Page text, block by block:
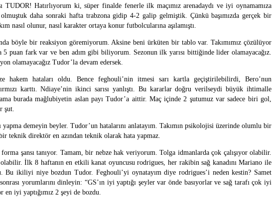
TUDOR! Hatırlıyorum ki, süper finalde fenerle ilk maçımız arenadaydı ve iyi oynamamıza
daha sonraki hafta trabzona gidip 4-2 galip gelmiştik. Çünkü başımızda gerçek bir
nasıl olunur, nasıl karakter ortaya konur futbolcularına aşılamıştı.
böyle bir reaksiyon göremiyorum. Aksine beni ürküten bir tablo var. Takımımız çözülüyor
5 puan fark var ve ben adım gibi biliyorum. Sezonun ilk yarısı bittiğinde lider olamayacağız.
olamayacağız Tudor’la devam edersek.
hakem hataları oldu. Bence feghouli’nin itmesi sarı kartla geçiştirilebilirdi, Bero’nun
karttı. Ndiaye’nin ikinci sarısı yanlıştı. Bu kararlar doğru verilseydi büyük ihtimalle
burada mağlubiyetin aslan payı Tudor’a aittir. Maç içinde 2 şutumuz var sadece biri gol,
şut.
yapma demeyin beyler. Tudor’un hatalarını anlatayım. Takımın psikolojisi üzerinde olumlu bir
teknik direktör en azından teknik olarak hata yapmaz.
şansı tanıyor. Tamam, bir nebze hak veriyorum. Tolga idmanlarda çok çalışıyor olabilir.
olabilir. İlk 8 haftanın en etkili kanat oyuncusu rodrigues, her rakibin sağ kanadını Mariano ile
Bu ikiliyi niye bozdun Tudor. Feghouli’yi oynatayım diye rodrigues’i neden kestin? Samet
sonrası yorumlarını dinleyin: “GS’ın iyi yaptığı şeyler var önde basıyorlar ve sağ tarafı çok iyi
en iyi yaptığımız 2 şeyi de bozdu.